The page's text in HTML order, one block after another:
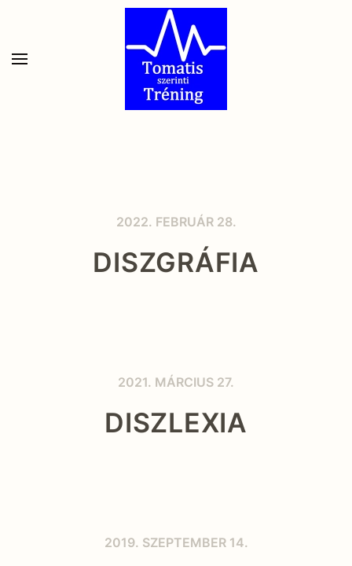
Skip to main content
2022. FEBRUÁR 28.
DISZGRÁFIA
2021. MÁRCIUS 27.
DISZLEXIA
2019. SZEPTEMBER 14.